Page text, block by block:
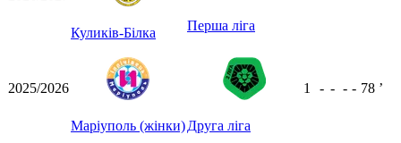
Куликів-Білка Перша ліга
2025/2026
Маріуполь (жінки)Друга ліга
1 - - - - 78 ʼ